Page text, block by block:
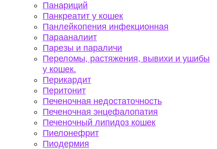
Панариций
Панкреатит у кошек
Панлейкопения инфекционная
Парааналиит
Парезы и параличи
Переломы, растяжения, вывихи и ушибы
у кошек.
Перикардит
Перитонит
Печеночная недостаточность
Печеночная энцефалопатия
Печеночный липидоз кошек
Пиелонефрит
Пиодермия